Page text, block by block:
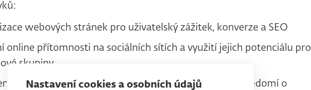
Nastavení cookies a osobních údajů
webových stránek pro uživatelský zážitek, konverze a SEO
online přítomnosti na sociálních sítích a využití jejich potenciálu pro
skupiny
placené online reklamy pro zvýšení dosahu a povědomí o